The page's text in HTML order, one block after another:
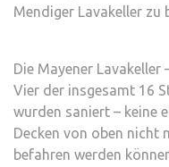
Mendiger Lavakeller zu
Die Mayener Lavakeller
Vier der insgesamt 16
wurden saniert – keine
Decken von oben nicht
befahren werden